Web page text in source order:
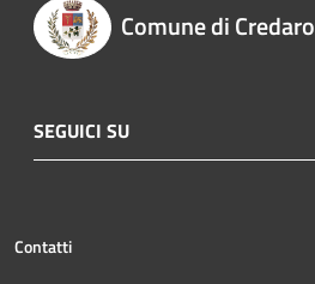
Comune di Credaro
SEGUICI SU
Contatti